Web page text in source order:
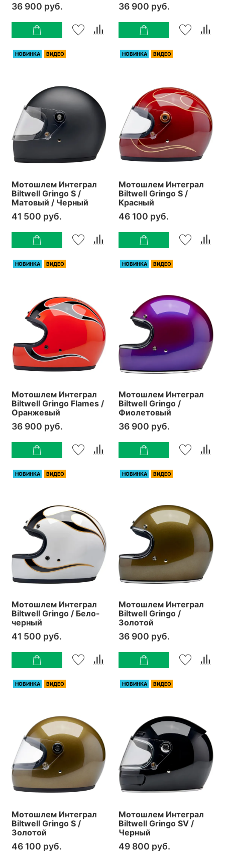
36 900 руб. 36 900 руб.
НОВИНКА ВИДЕО
Мотошлем Интеграл
Biltwell Gringo S /
Матовый / Черный
41 500 руб.
НОВИНКА ВИДЕО
Мотошлем Интеграл
Biltwell Gringo S /
Красный
46 100 руб.
НОВИНКА ВИДЕО
Мотошлем Интеграл
Biltwell Gringo Flames /
Оранжевый
36 900 руб.
НОВИНКА ВИДЕО
Мотошлем Интеграл
Biltwell Gringo /
Фиолетовый
36 900 руб.
НОВИНКА ВИДЕО
Мотошлем Интеграл
Biltwell Gringo / Бело-
черный
41 500 руб.
НОВИНКА ВИДЕО
Мотошлем Интеграл
Biltwell Gringo /
Золотой
36 900 руб.
НОВИНКА ВИДЕО
Мотошлем Интеграл
Biltwell Gringo S /
Золотой
46 100 руб.
НОВИНКА ВИДЕО
Мотошлем Интеграл
Biltwell Gringo SV /
Черный
49 800 руб.